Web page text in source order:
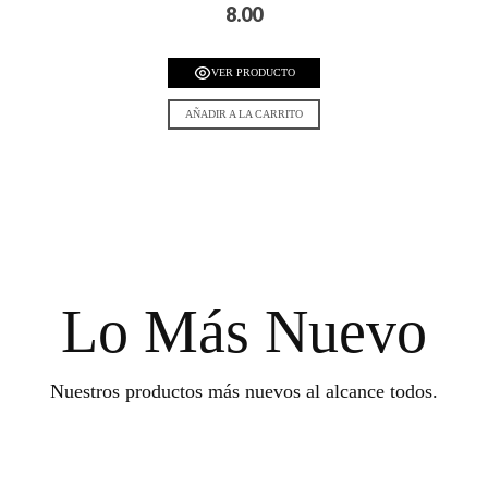
8.00
VER PRODUCTO
AÑADIR A LA CARRITO
Lo Más Nuevo
Nuestros productos más nuevos al alcance todos.